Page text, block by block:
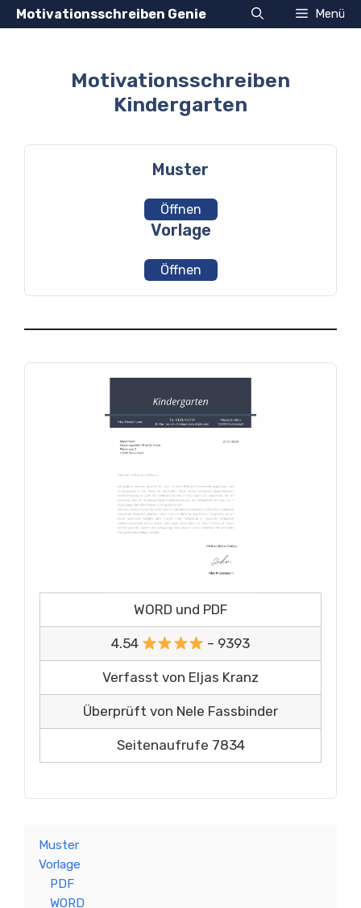
Zum
Inhalt
Motivationsschreiben Genie Menü
Motivationsschreiben
Kindergarten
Muster
Öffnen
Vorlage
Öffnen
WORD und PDF
4.54 – 9393
Verfasst von Eljas Kranz
Überprüft von Nele Fassbinder
Seitenaufrufe 7834
Muster
Vorlage
PDF
WORD